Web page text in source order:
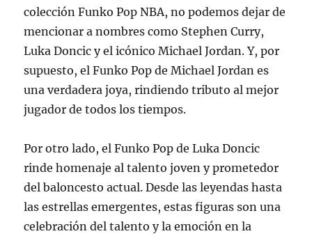
colección Funko Pop NBA, no podemos dejar de
mencionar a nombres como Stephen Curry,
Luka Doncic y el icónico Michael Jordan. Y, por
supuesto, el Funko Pop de Michael Jordan es
una verdadera joya, rindiendo tributo al mejor
jugador de todos los tiempos.
Por otro lado, el Funko Pop de Luka Doncic
rinde homenaje al talento joven y prometedor
del baloncesto actual. Desde las leyendas hasta
las estrellas emergentes, estas figuras son una
celebración del talento y la emoción en la